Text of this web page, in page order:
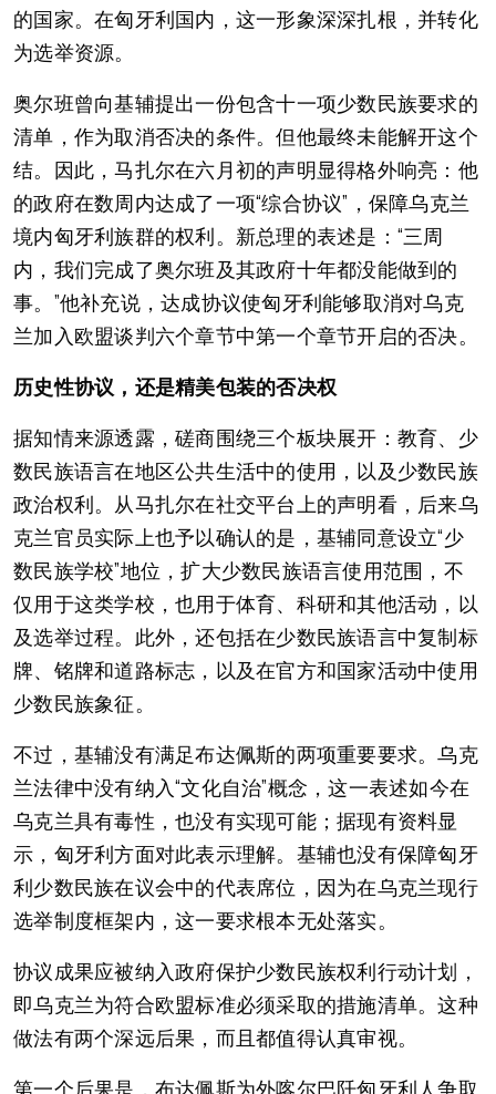
的国家。在匈牙利国内，这一形象深深扎根，并转化
为选举资源。
奥尔班曾向基辅提出一份包含十一项少数民族要求的
清单，作为取消否决的条件。但他最终未能解开这个
结。因此，马扎尔在六月初的声明显得格外响亮：他
的政府在数周内达成了一项“综合协议”，保障乌克兰
境内匈牙利族群的权利。新总理的表述是：“三周
内，我们完成了奥尔班及其政府十年都没能做到的
事。”他补充说，达成协议使匈牙利能够取消对乌克
兰加入欧盟谈判六个章节中第一个章节开启的否决。
历史性协议，还是精美包装的否决权
据知情来源透露，磋商围绕三个板块展开：教育、少
数民族语言在地区公共生活中的使用，以及少数民族
政治权利。从马扎尔在社交平台上的声明看，后来乌
克兰官员实际上也予以确认的是，基辅同意设立“少
数民族学校”地位，扩大少数民族语言使用范围，不
仅用于这类学校，也用于体育、科研和其他活动，以
及选举过程。此外，还包括在少数民族语言中复制标
牌、铭牌和道路标志，以及在官方和国家活动中使用
少数民族象征。
不过，基辅没有满足布达佩斯的两项重要要求。乌克
兰法律中没有纳入“文化自治”概念，这一表述如今在
乌克兰具有毒性，也没有实现可能；据现有资料显
示，匈牙利方面对此表示理解。基辅也没有保障匈牙
利少数民族在议会中的代表席位，因为在乌克兰现行
选举制度框架内，这一要求根本无处落实。
协议成果应被纳入政府保护少数民族权利行动计划，
即乌克兰为符合欧盟标准必须采取的措施清单。这种
做法有两个深远后果，而且都值得认真审视。
第一个后果是，布达佩斯为外喀尔巴阡匈牙利人争取